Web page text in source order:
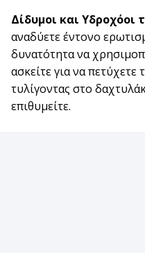
Δίδυμοι και Υδροχόοι
αναδύετε έντονο
δυνατότητα να
ασκείτε για να
τυλίγοντας στο
επιθυμείτε.